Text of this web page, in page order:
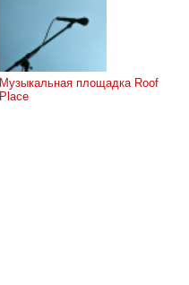
Музыкальная площадка Roof
Place